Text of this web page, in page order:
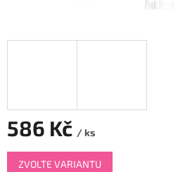
586 Kč / ks
Měrná
cena:
ZVOLTE VARIANTU